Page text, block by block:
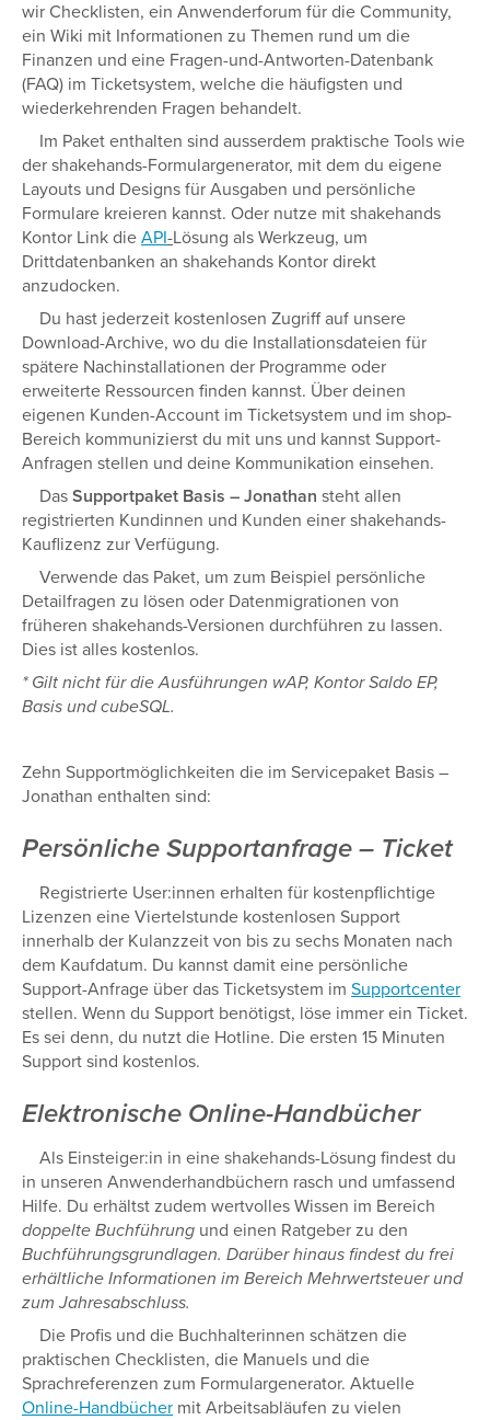
wir Checklisten, ein Anwenderforum für die Community,
ein Wiki mit Informationen zu Themen rund um die
Finanzen und eine Fragen-und-Antworten-Datenbank
(FAQ) im Ticketsystem, welche die häufigsten und
wiederkehrenden Fragen behandelt.
Im Paket enthalten sind ausserdem praktische Tools wie
der shakehands-Formulargenerator, mit dem du eigene
Layouts und Designs für Ausgaben und persönliche
Formulare kreieren kannst. Oder nutze mit shakehands
Kontor Link die API-Lösung als Werkzeug, um
Drittdatenbanken an shakehands Kontor direkt
anzudocken.
Du hast jederzeit kostenlosen Zugriff auf unsere
Download-Archive, wo du die Installationsdateien für
spätere Nachinstallationen der Programme oder
erweiterte Ressourcen finden kannst. Über deinen
eigenen Kunden-Account im Ticketsystem und im shop-
Bereich kommunizierst du mit uns und kannst Support-
Anfragen stellen und deine Kommunikation einsehen.
Das Supportpaket Basis – Jonathan steht allen
registrierten Kundinnen und Kunden einer shakehands-
Kauflizenz zur Verfügung.
Verwende das Paket, um zum Beispiel persönliche
Detailfragen zu lösen oder Datenmigrationen von
früheren shakehands-Versionen durchführen zu lassen.
Dies ist alles kostenlos.
* Gilt nicht für die Ausführungen wAP, Kontor Saldo EP,
Basis und cubeSQL.
Zehn Supportmöglichkeiten die im Servicepaket Basis –
Jonathan enthalten sind:
Persönliche Supportanfrage – Ticket
Registrierte User:innen erhalten für kostenpflichtige
Lizenzen eine Viertelstunde kostenlosen Support
innerhalb der Kulanzzeit von bis zu sechs Monaten nach
dem Kaufdatum. Du kannst damit eine persönliche
Support-Anfrage über das Ticketsystem im Supportcenter
stellen. Wenn du Support benötigst, löse immer ein Ticket.
Es sei denn, du nutzt die Hotline. Die ersten 15 Minuten
Support sind kostenlos.
Elektronische Online-Handbücher
Als Einsteiger:in in eine shakehands-Lösung findest du
in unseren Anwenderhandbüchern rasch und umfassend
Hilfe. Du erhältst zudem wertvolles Wissen im Bereich
doppelte Buchführung und einen Ratgeber zu den
Buchführungsgrundlagen. Darüber hinaus findest du frei
erhältliche Informationen im Bereich Mehrwertsteuer und
zum Jahresabschluss.
Die Profis und die Buchhalterinnen schätzen die
praktischen Checklisten, die Manuels und die
Sprachreferenzen zum Formulargenerator. Aktuelle
Online-Handbücher mit Arbeitsabläufen zu vielen